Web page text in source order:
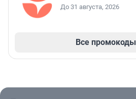
До 31 августа, 2026
Все промокоды